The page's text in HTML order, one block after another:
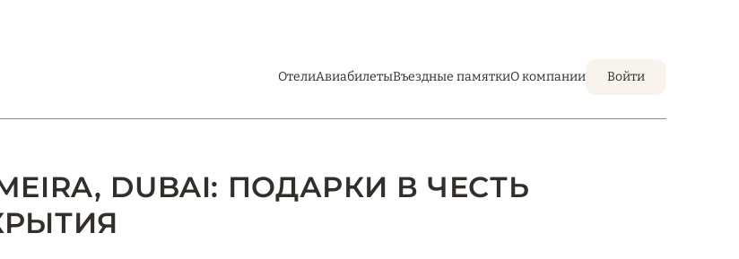
ОтелиАвиабилетыВъездные памяткиО компании Войти
DUBAI: ПОДАРКИ В ЧЕСТЬ